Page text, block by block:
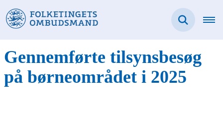
Gennemførte tilsynsbesøg
på børneområdet i 2025